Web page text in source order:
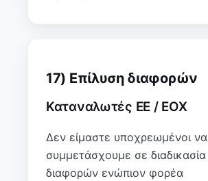
17) Επίλυση διαφορών
Καταναλωτές ΕΕ / ΕΟΧ
Δεν είμαστε υποχρεωμένοι να
συμμετάσχουμε σε διαδικασία
διαφορών ενώπιον φορέα